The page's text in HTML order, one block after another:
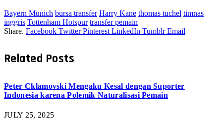
Bayern Munich bursa transfer Harry Kane thomas tuchel timnas
inggris Tottenham Hotspur transfer pemain
Share. Facebook Twitter Pinterest LinkedIn Tumblr Email
Related Posts
Peter Cklamovski Mengaku Kesal dengan Suporter
Indonesia karena Polemik Naturalisasi Pemain
JULY 25, 2025